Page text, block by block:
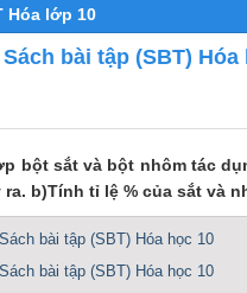
Hóa lớp 10
bài tập (SBT) Hóa
bột sắt và bột nhôm tác
b)Tính tỉ lệ % của sắt và
bài tập (SBT) Hóa học 10
bài tập (SBT) Hóa học 10